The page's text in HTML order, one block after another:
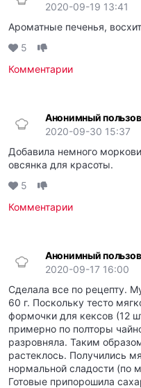
2020-09-19 13:41
Ароматные печенья,
5
Комментарии
Анонимный
2020-09-30 15:37
Добавила немного
овсянка для красоты.
5
Комментарии
Анонимный
2020-09-17 16:00
Сделала все по рецепту.
60 г. Поскольку тесто
формочки для кексов (12
примерно по полторы
разровняла. Таким
растеклось. Получились
нормальной сладости (по
Готовые припорошила